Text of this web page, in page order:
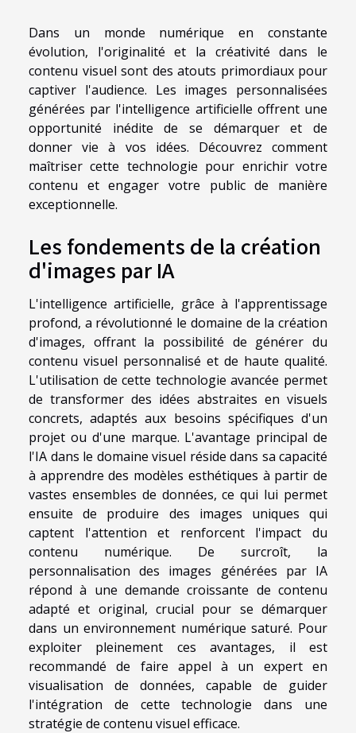
Dans un monde numérique en constante
évolution, l'originalité et la créativité dans le
contenu visuel sont des atouts primordiaux pour
captiver l'audience. Les images personnalisées
générées par l'intelligence artificielle offrent une
opportunité inédite de se démarquer et de
donner vie à vos idées. Découvrez comment
maîtriser cette technologie pour enrichir votre
contenu et engager votre public de manière
exceptionnelle.
Les fondements de la création
d'images par IA
L'intelligence artificielle, grâce à l'apprentissage
profond, a révolutionné le domaine de la création
d'images, offrant la possibilité de générer du
contenu visuel personnalisé et de haute qualité.
L'utilisation de cette technologie avancée permet
de transformer des idées abstraites en visuels
concrets, adaptés aux besoins spécifiques d'un
projet ou d'une marque. L'avantage principal de
l'IA dans le domaine visuel réside dans sa capacité
à apprendre des modèles esthétiques à partir de
vastes ensembles de données, ce qui lui permet
ensuite de produire des images uniques qui
captent l'attention et renforcent l'impact du
contenu numérique. De surcroît, la
personnalisation des images générées par IA
répond à une demande croissante de contenu
adapté et original, crucial pour se démarquer
dans un environnement numérique saturé. Pour
exploiter pleinement ces avantages, il est
recommandé de faire appel à un expert en
visualisation de données, capable de guider
l'intégration de cette technologie dans une
stratégie de contenu visuel efficace.